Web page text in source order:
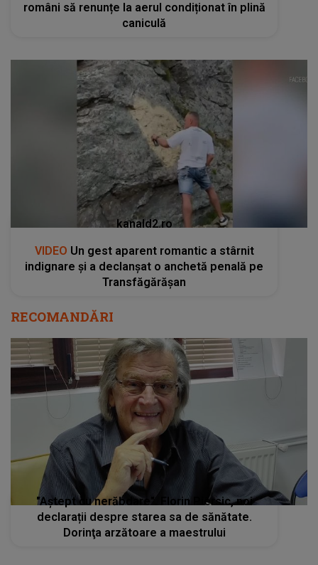
români să renunțe la aerul condiționat în plină
caniculă
kanald2.ro
VIDEO Un gest aparent romantic a stârnit
indignare și a declanșat o anchetă penală pe
Transfăgărășan
RECOMANDĂRI
"Aștept cu nerăbdare". Florin Piersic, noi
declarații despre starea sa de sănătate.
Dorinţa arzătoare a maestrului